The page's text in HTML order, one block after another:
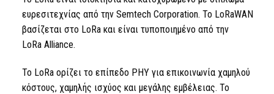
ευρεσιτεχνίας από την Semtech Corporation. Το LoRaWAN
βασίζεται στο LoRaκαι είναι τυποποιημένο από την
LoRaAlliance.
Το LoRaορίζει το επίπεδο PHY για επικοινωνία χαμηλού
κόστους, χαμηλής ισχύος και μεγάλης εμβέλειας. Το